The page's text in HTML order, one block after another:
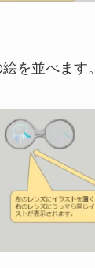
を並べます。